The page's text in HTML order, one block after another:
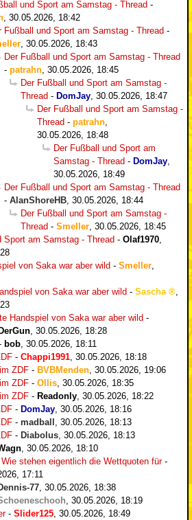
und Sport am Samstag - Thread -
30.05.2026, 18:42
Fußball und Sport am Samstag - Thread -
30.05.2026, 18:43
Der Fußball und Sport am Samstag - Thread
- patrahn 30.05.2026, 18:45
Der Fußball und Sport am Samstag -
Thread - DomJay 30.05.2026, 18:47
Der Fußball und Sport am Samstag -
Thread - patrahn
30.05.2026, 18:48
Der Fußball und Sport am
Samstag - Thread - DomJay
30.05.2026, 18:49
Der Fußball und Sport am Samstag - Thread
- AlanShoreHB 30.05.2026, 18:44
Der Fußball und Sport am Samstag -
Thread - Smeller 30.05.2026, 18:45
Sport am Samstag - Thread - Olaf1970
von Saka war aber wild - Smeller
von Saka war aber wild - Sascha
Handspiel von Saka war aber wild -
30.05.2026, 18:28
bob 30.05.2026, 18:11
- Chappi1991 30.05.2026, 18:18
ZDF - BVBMenden 30.05.2026, 19:06
ZDF - Ollis 30.05.2026, 18:35
ZDF - Readonly 30.05.2026, 18:22
- DomJay 30.05.2026, 18:16
- madball
30.05.2026, 18:13
- Diabolus 30.05.2026, 18:13
30.05.2026, 18:10
Wie stehen eigentlich die Wettquoten für-
17:11
77 30.05.2026, 18:38
30.05.2026, 18:19
- Slider125 30.05.2026, 18:49